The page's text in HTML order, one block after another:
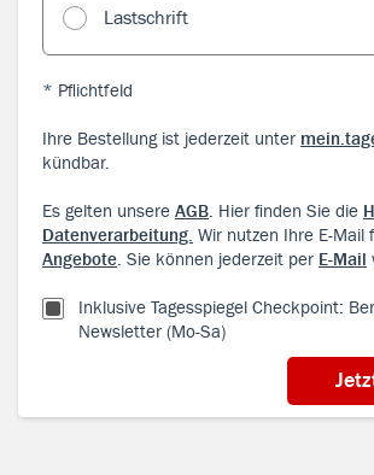
Lastschrift
* Pflichtfeld
Ihre Bestellung ist jederzeit unter
kündbar.
Es gelten unsere AGB. Hier finden Sie die
Datenverarbeitung. Wir nutzen Ihre E-Mail
Angebote. Sie können jederzeit per E-Mail
Inklusive Tagesspiegel Checkpoint:
Newsletter (Mo-Sa)